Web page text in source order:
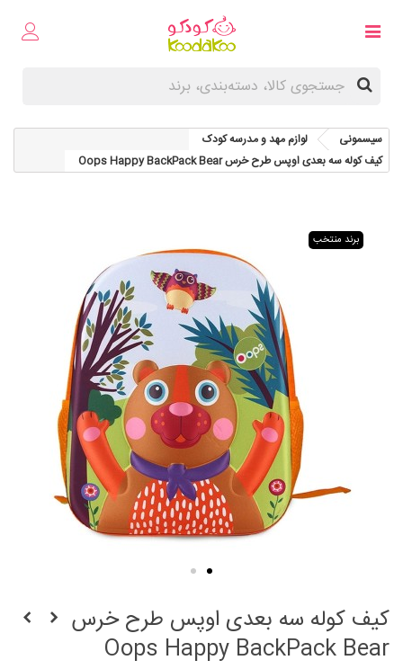
سیسمونی
لوازم مهد و مدرسه کودک
کیف کوله سه بعدی اوپس طرح خرس Oops Happy BackPack Bear
برند منتخب
کیف کوله سه بعدی اوپس طرح خرس
Oops Happy BackPack Bear